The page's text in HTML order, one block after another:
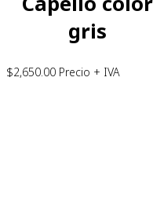
gris
$2,650.00 Precio + IVA